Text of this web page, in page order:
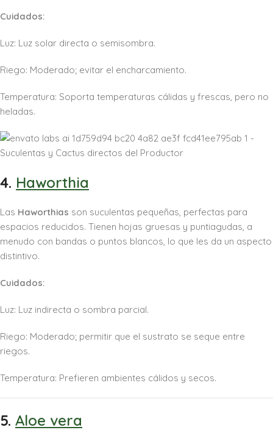
Cuidados:
Luz: Luz solar directa o semisombra.
Riego: Moderado; evitar el encharcamiento.
Temperatura: Soporta temperaturas cálidas y frescas, pero no
heladas.
4. Haworthia
Las Haworthias son suculentas pequeñas, perfectas para
espacios reducidos. Tienen hojas gruesas y puntiagudas, a
menudo con bandas o puntos blancos, lo que les da un aspecto
distintivo.
Cuidados:
Luz: Luz indirecta o sombra parcial.
Riego: Moderado; permitir que el sustrato se seque entre
riegos.
Temperatura: Prefieren ambientes cálidos y secos.
5. Aloe vera